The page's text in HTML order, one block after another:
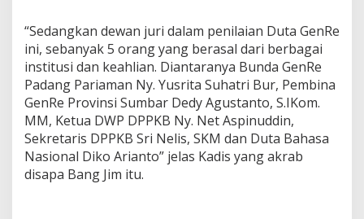
“Sedangkan dewan juri dalam penilaian Duta GenRe
ini, sebanyak 5 orang yang berasal dari berbagai
institusi dan keahlian. Diantaranya Bunda GenRe
Padang Pariaman Ny. Yusrita Suhatri Bur, Pembina
GenRe Provinsi Sumbar Dedy Agustanto, S.IKom.
MM, Ketua DWP DPPKB Ny. Net Aspinuddin,
Sekretaris DPPKB Sri Nelis, SKM dan Duta Bahasa
Nasional Diko Arianto” jelas Kadis yang akrab
disapa Bang Jim itu.